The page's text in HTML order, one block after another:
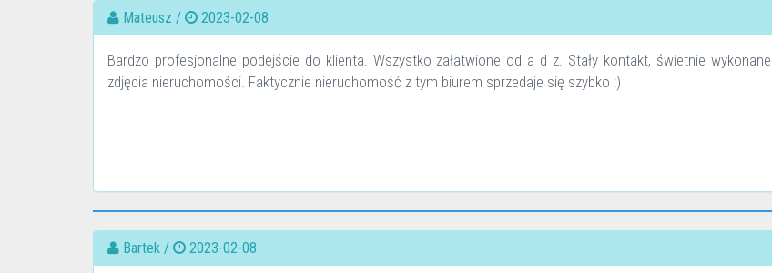
Mateusz / 2023-02-08
Bardzo profesjonalne podejście do klienta. Wszystko załatwione od a d z. Stały kontakt, świetnie wykonane
zdjęcia nieruchomości. Faktycznie nieruchomość z tym biurem sprzedaje się szybko :)
Bartek / 2023-02-08